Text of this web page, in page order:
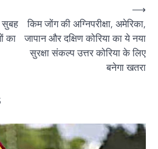
सुबह
का
किम जोंग की अग्निपरीक्षा, अमेरिका,
जापान और दक्षिण कोरिया का ये नया
सुरक्षा संकल्प उत्तर कोरिया के लिए
बनेगा खतरा
⟶